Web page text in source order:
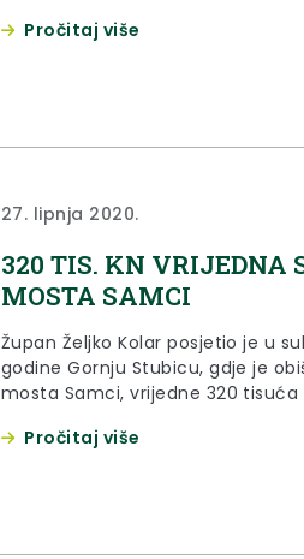
štete prouzročene potresom na
Pročitaj više
27. lipnja 2020.
320 TIS. KN VRIJEDNA
MOSTA SAMCI
Župan Željko Kolar posjetio je u
godine Gornju Stubicu, gdje je
mosta Samci, vrijedne 320 tisuća
Pročitaj više